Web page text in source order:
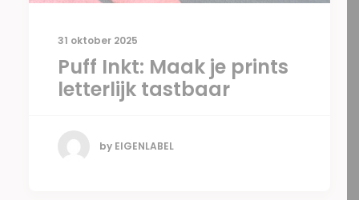
31 oktober 2025
Puff Inkt: Maak je prints
letterlijk tastbaar
by EIGENLABEL